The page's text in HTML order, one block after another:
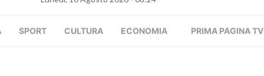
SPORT CULTURA ECONOMIA PRIMA PAGINA TV